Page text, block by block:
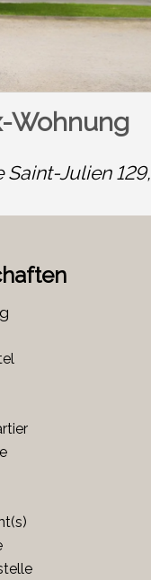
Wohnung
Saint-Julien 129,